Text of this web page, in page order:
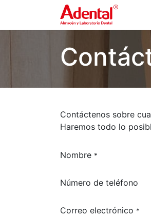
Contáctenos sobre
Haremos todo lo
Nombre *
Número de teléfono
Correo electrónico *